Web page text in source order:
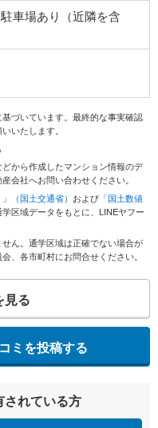
車場あり（近隣を含
づいています。最終的な事実確認
いたします。
から作成したマンション情報のデ
会社へお問い合わせください。
（国土交通省） および 「国土数値
学区域データをもとに、LINEヤフー
ん。通学区域は正確でない場合が
、各市町村にお問合せください。
見る
ミを投稿する
されている方